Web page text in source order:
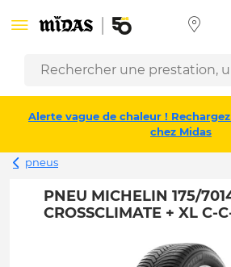
Alerte vague de chaleur !
chez Midas
pneus
PNEU MICHELIN 175/
CROSSCLIMATE + XL C-